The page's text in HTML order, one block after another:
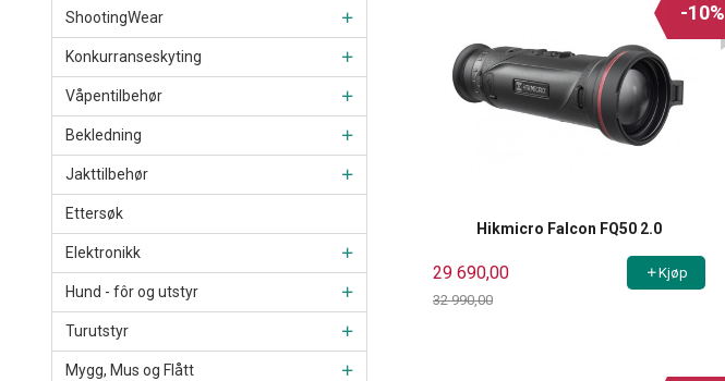
ShootingWear
Konkurranseskyting
Våpentilbehør
Bekledning
Jakttilbehør
Ettersøk
Elektronikk
Hund - fôr og utstyr
Turutstyr
Mygg, Mus og Flått
Hikmicro Falcon FQ50 2.0
29 690,00
32 990,00
-10%
Kjøp